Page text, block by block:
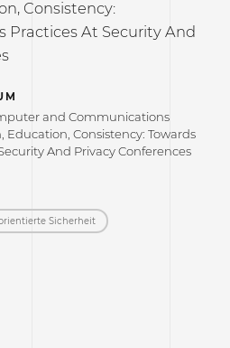
Consistency:
Practices At Security And
and Communications
Education, Consistency: Towards
And Privacy Conferences
Sicherheit